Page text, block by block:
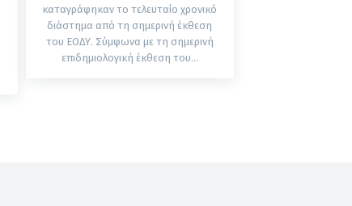
καταγράφηκαν το τελευταίο χρονικό
διάστημα από τη σημερινή έκθεση
του ΕΟΔΥ. Σύμφωνα με τη σημερινή
επιδημιολογική έκθεση του...